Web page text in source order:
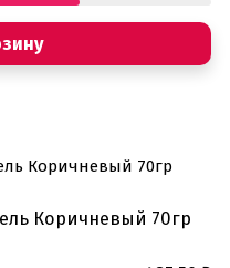
Коричневый 70гр